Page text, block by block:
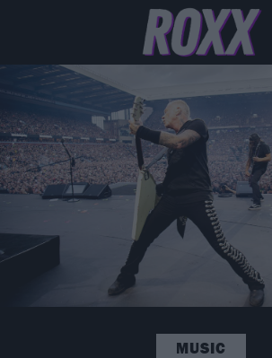
MUSIC